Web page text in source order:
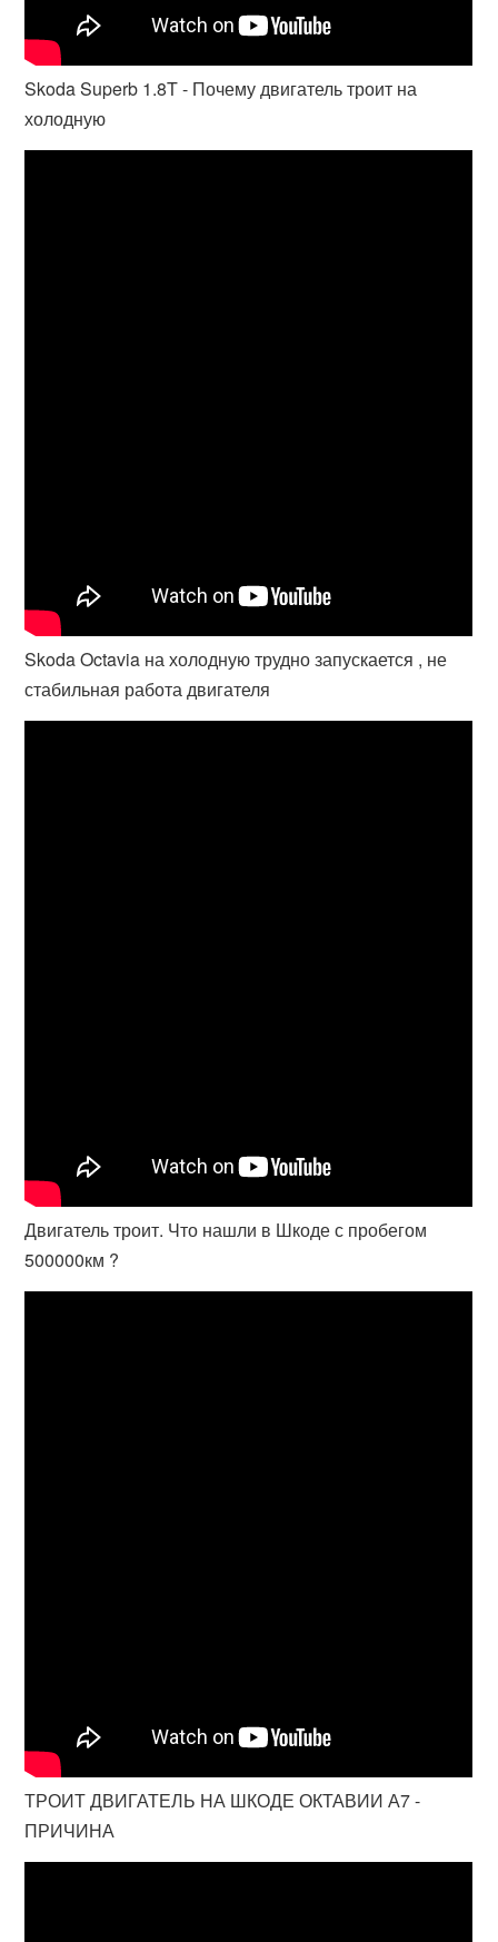
Skoda Superb 1.8T - Почему двигатель троит на
холодную
Skoda Octavia на холодную трудно запускается , не
стабильная работа двигателя
Двигатель троит. Что нашли в Шкоде с пробегом
500000км ?
ТРОИТ ДВИГАТЕЛЬ НА ШКОДЕ ОКТАВИИ А7 -
ПРИЧИНА